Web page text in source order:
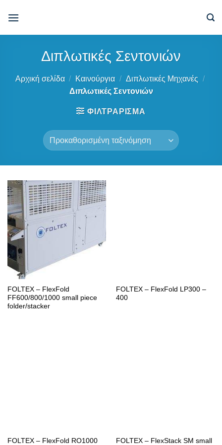
στο
Διπλωτικές Σεντονιών
Αρχική σελίδα / Καινούργια / Διπλωτικές Μηχανές /
Διπλωτικές Σεντονιών
ΦΙΛΤΡΆΡΙΣΜΑ
FOLTEX – FlexFold
FF600/800/1000 small piece
folder/stacker
FOLTEX – FlexFold LP300 –
400
FOLTEX – FlexFold RO1000 FOLTEX – FlexStack SM small